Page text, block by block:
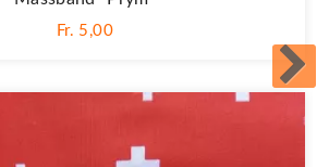
Fr. 5,00